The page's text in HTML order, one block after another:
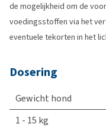
de mogelijkheid om de
voedingsstoffen via het
eventuele tekorten in het
Dosering
Gewicht hond
1 - 15 kg